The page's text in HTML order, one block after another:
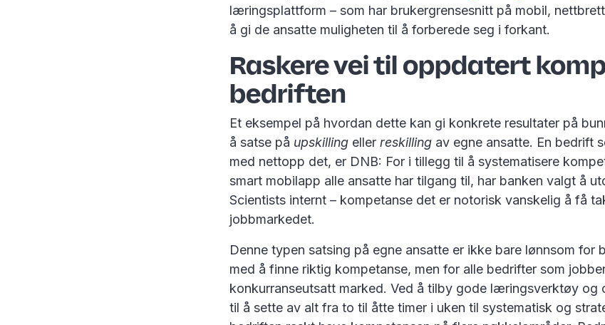
læringsplattform – som har brukergrensesnitt på mobil,
å gi de ansatte muligheten til å forberede seg i forkant.
Raskere vei til oppdatert
bedriften
Et eksempel på hvordan dette kan gi konkrete resultater på
å satse på upskilling eller reskilling av egne ansatte. En bedrift
med nettopp det, er DNB: For i tillegg til å systematisere
smart mobilapp alle ansatte har tilgang til, har banken valgt å
Scientists internt – kompetanse det er notorisk vanskelig å få
jobbmarkedet.
Denne typen satsing på egne ansatte er ikke bare lønnsom for
med å finne riktig kompetanse, men for alle bedrifter som
konkurranseutsatt marked. Ved å tilby gode læringsverktøy og
til å sette av alt fra to til åtte timer i uken til systematisk og